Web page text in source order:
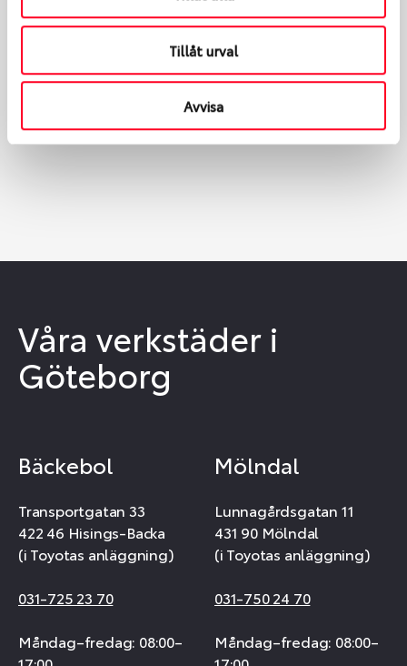
Tillåt urval
Avvisa
levereras de direkt till någon av våra däckverkstäder i
Göteborg. Välj mellan Hisingen (Bäckebol) eller
Mölndal. I beställningen anger du datum och tid för
upphämtning eller service. När vi byter dina däck ser
vi till att de uppfyller alla krav för en säker körning.
Våra verkstäder i
Göteborg
Bäckebol
Transportgatan 33
422 46 Hisings-Backa
(i Toyotas anläggning)
031-725 23 70
Måndag–fredag: 08:00–
Mölndal
Lunnagårdsgatan 11
431 90 Mölndal
(i Toyotas anläggning)
031-750 24 70
Måndag–fredag: 08:00–